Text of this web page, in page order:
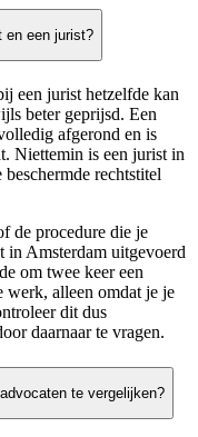
en een jurist?
een jurist hetzelfde kan
beter geprijsd. Een
afgerond en is
Niettemin is een jurist in
rechtstitel
de procedure die je
in Amsterdam uitgevoerd
om twee keer een
werk, alleen omdat je je
dit dus
daarnaar te vragen.
te vergelijken?